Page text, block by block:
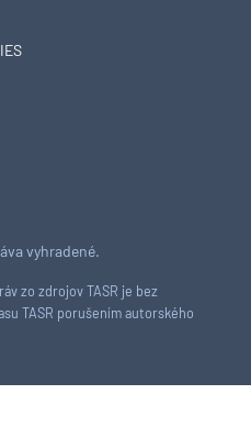
vyhradené.
zo zdrojov TASR je bez
TASR porušením autorského